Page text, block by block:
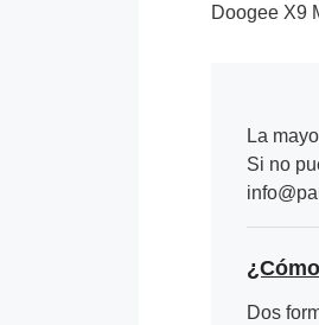
Doogee X9
La
Si no
Dos